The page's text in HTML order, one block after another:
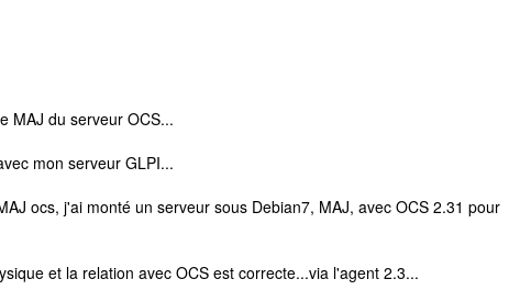
MAJ du serveur OCS...
mon serveur GLPI...
ocs, j'ai monté un serveur sous Debian7, MAJ, avec OCS 2.31 pour
et la relation avec OCS est correcte...via l'agent 2.3...